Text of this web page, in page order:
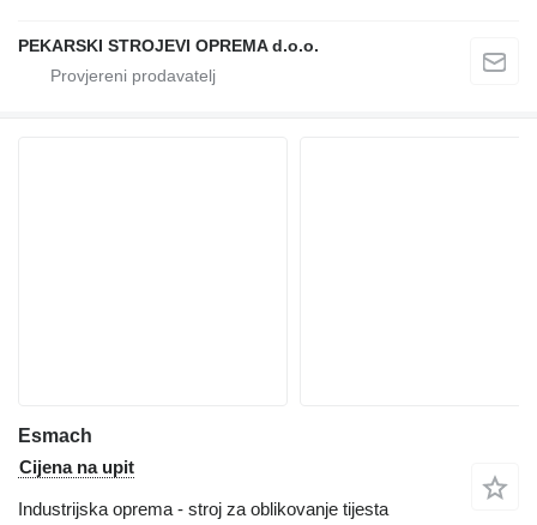
PEKARSKI STROJEVI OPREMA d.o.o.
Esmach
Cijena na upit
Industrijska oprema - stroj za oblikovanje tijesta